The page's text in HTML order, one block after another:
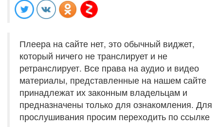
Плеера на сайте нет, это обычный виджет,
который ничего не транслирует и не
ретранслирует. Все права на аудио и видео
материалы, представленные на нашем сайте
принадлежат их законным владельцам и
предназначены только для ознакомления. Для
прослушивания просим переходить по ссылке